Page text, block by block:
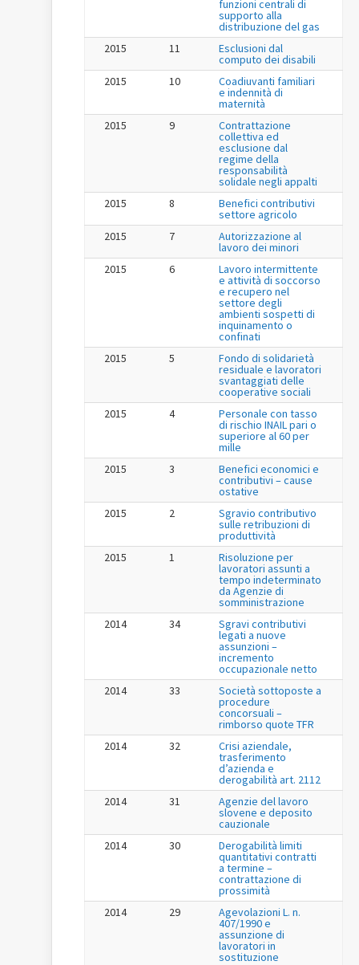
funzioni centrali di
supporto alla
distribuzione del gas
2015
11 Esclusioni dal
computo dei disabili
2015
10 Coadiuvanti familiari
e indennità di
maternità
2015
9 Contrattazione
collettiva ed
esclusione dal
regime della
responsabilità
solidale negli appalti
2015
8 Benefici contributivi
settore agricolo
2015
7 Autorizzazione al
lavoro dei minori
2015
6 Lavoro intermittente
e attività di soccorso
e recupero nel
settore degli
ambienti sospetti di
inquinamento o
confinati
2015
5 Fondo di solidarietà
residuale e lavoratori
svantaggiati delle
cooperative sociali
2015
4 Personale con tasso
di rischio INAIL pari o
superiore al 60 per
mille
2015
3 Benefici economici e
contributivi – cause
ostative
2015
2 Sgravio contributivo
sulle retribuzioni di
produttività
2015
1 Risoluzione per
lavoratori assunti a
tempo indeterminato
da Agenzie di
somministrazione
2014
34 Sgravi contributivi
legati a nuove
assunzioni –
incremento
occupazionale netto
2014
33 Società sottoposte a
procedure
concorsuali –
rimborso quote TFR
2014
32 Crisi aziendale,
trasferimento
d’azienda e
derogabilità art. 2112
2014
31 Agenzie del lavoro
slovene e deposito
cauzionale
2014
30 Derogabilità limiti
quantitativi contratti
a termine –
contrattazione di
prossimità
2014
29 Agevolazioni L. n.
407/1990 e
assunzione di
lavoratori in
sostituzione